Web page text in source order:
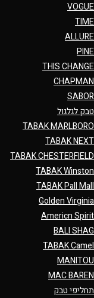
VOGUE
TIME
ALLURE
PINE
THIS CHANGE
CHAPMAN
SABOR
טבק לגלגול
TABAK MARLBORO
TABAK NEXT
TABAK CHESTERFIELD
TABAK Winston
TABAK Pall Mall
Golden Virginia
Americn Spirit
BALI SHAG
TABAK Camel
MANITOU
MAC BAREN
תחליפי טבק